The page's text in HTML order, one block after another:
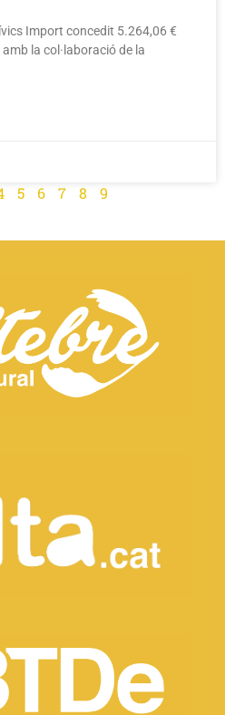
Import concedit 5.264,06 €
la col·laboració de la
5 6 7 8 9